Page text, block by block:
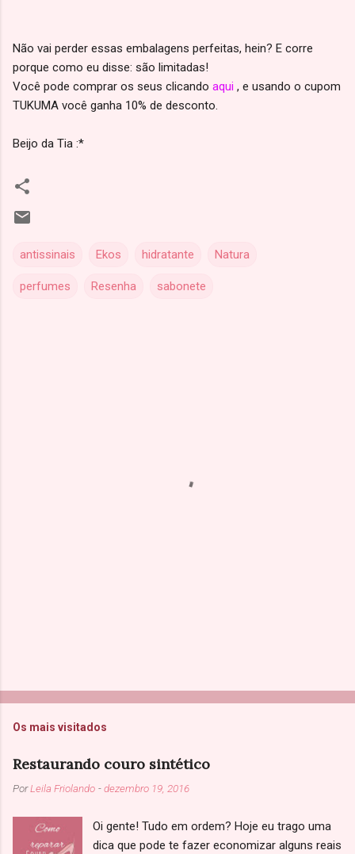
Não vai perder essas embalagens perfeitas, hein? E corre
porque como eu disse: são limitadas!
Você pode comprar os seus clicando aqui , e usando o cupom
TUKUMA você ganha 10% de desconto.
Beijo da Tia :*
antissinais Ekos hidratante Natura
perfumes Resenha sabonete
Os mais visitados
Restaurando couro sintético
PorLeila Friolando -dezembro 19, 2016
Oi gente! Tudo em ordem? Hoje eu trago uma
dica que pode te fazer economizar alguns reais